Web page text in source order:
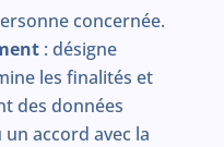
concernée.
: désigne
les finalités et
des données
accord avec la